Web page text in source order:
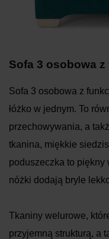
Sofa 3 osobowa
Sofa 3 osobowa z
łóżko w jednym. To
przechowywania, a
tkanina, miękkie
poduszeczka to
nóżki dodają bryle
Tkaniny welurowe,
przyjemną strukturą, a